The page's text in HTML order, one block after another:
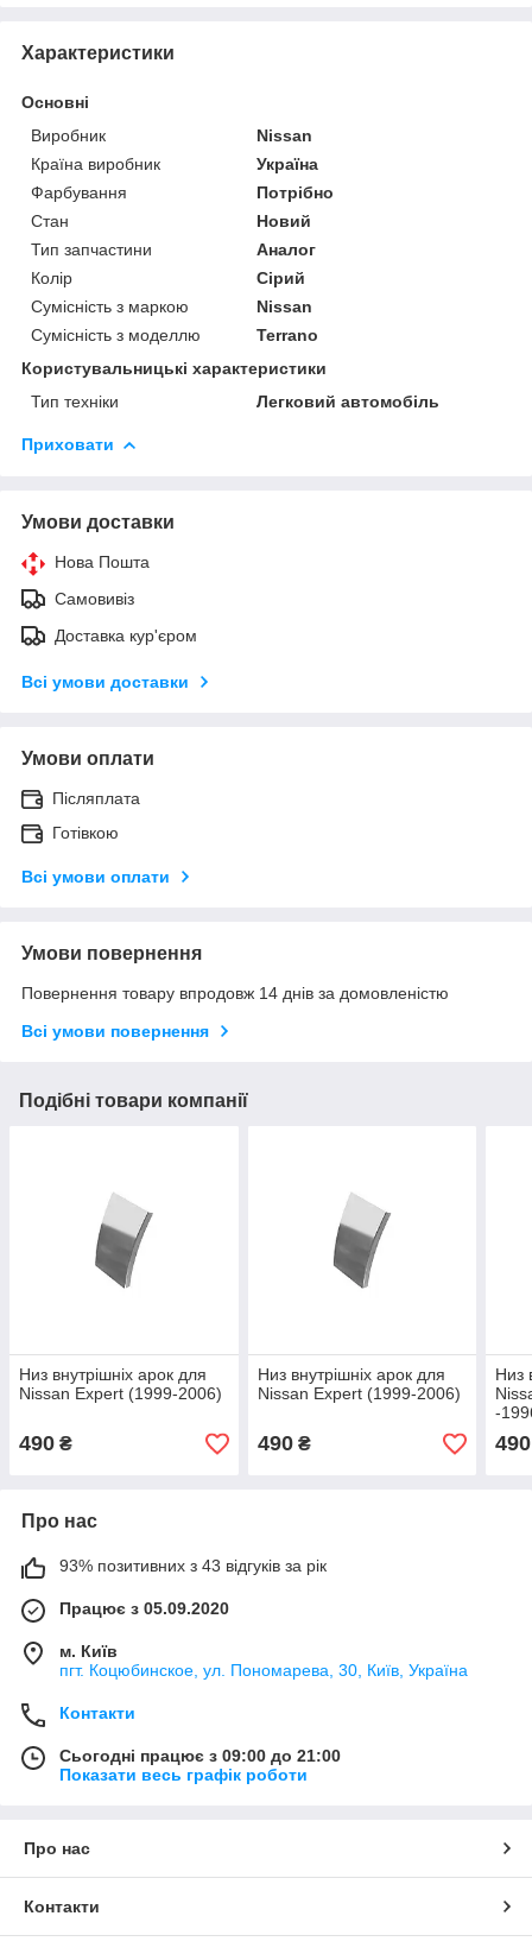
Характеристики
Основні
Виробник
Nissan
Країна виробник
Україна
Фарбування
Потрібно
Стан
Новий
Тип запчастини
Аналог
Колір
Сірий
Сумісність з маркою
Nissan
Сумісність з моделлю
Terrano
Користувальницькі характеристики
Тип техніки
Легковий автомобіль
Приховати
Умови доставки
Нова Пошта
Самовивіз
Доставка кур'єром
Всі умови доставки
Умови оплати
Післяплата
Готівкою
Всі умови оплати
Умови повернення
Повернення товару впродовж 14 днів за домовленістю
Всі умови повернення
Подібні товари компанії
Низ внутрішніх арок для
Nissan Expert (1999-2006)
490 ₴
Низ внутрішніх арок для
Nissan Expert (1999-2006)
490₴
Низ
-
490
Про нас
93% позитивних з 43 відгуків за рік
Працює з 05.09.2020
м. Київ
пгт. Коцюбинское, ул. Пономарева, 30, Київ, Україна
Контакти
Сьогодні працює з 09:00 до 21:00
Показати весь графік роботи
Про нас
Контакти